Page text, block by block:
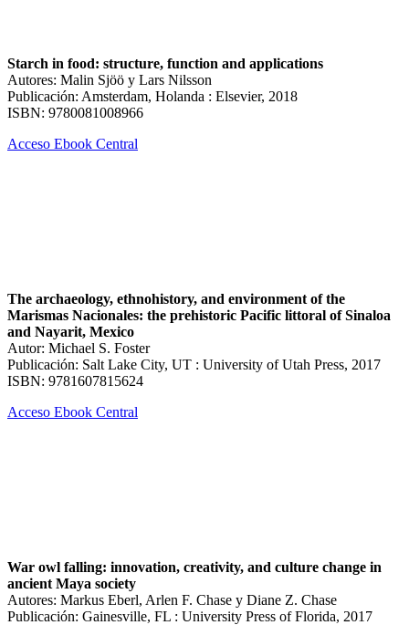
Starch in food: structure, function and applications
Autores: Malin Sjöö y Lars Nilsson
Publicación: Amsterdam, Holanda : Elsevier, 2018
ISBN: 9780081008966
Acceso Ebook Central
The archaeology, ethnohistory, and environment of the
Marismas Nacionales: the prehistoric Pacific littoral of Sinaloa
and Nayarit, Mexico
Autor: Michael S. Foster
Publicación: Salt Lake City, UT : University of Utah Press, 2017
ISBN: 9781607815624
Acceso Ebook Central
War owl falling: innovation, creativity, and culture change in
ancient Maya society
Autores: Markus Eberl, Arlen F. Chase y Diane Z. Chase
Publicación: Gainesville, FL : University Press of Florida, 2017